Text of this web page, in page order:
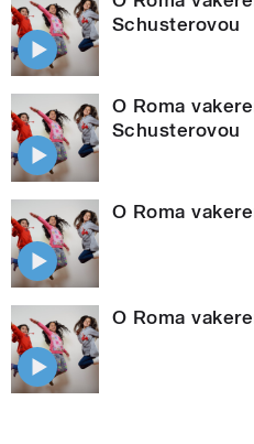
Schusterovou
O Roma
Schusterovou
O Roma
O Roma